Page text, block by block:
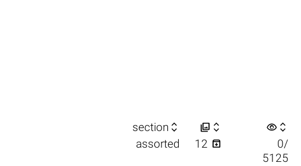
section    visibility 
assorted 12 
0/
5125